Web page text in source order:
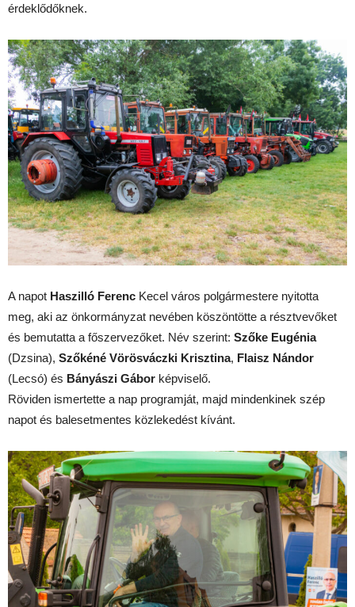
érdeklődőknek.
A napot Haszilló Ferenc Kecel város polgármestere nyitotta
meg, aki az önkormányzat nevében köszöntötte a résztvevőket
és bemutatta a főszervezőket. Név szerint: Szőke Eugénia
(Dzsina), Szőkéné Vörösváczki Krisztina, Flaisz Nándor
(Lecsó) és Bányászi Gábor képviselő.
Röviden ismertette a nap programját, majd mindenkinek szép
napot és balesetmentes közlekedést kívánt.